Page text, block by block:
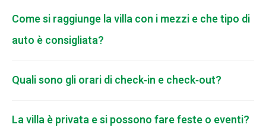
Come si raggiunge la villa con i mezzi e che tipo di
auto è consigliata?
Quali sono gli orari di check‑in e check‑out?
La villa è privata e si possono fare feste o eventi?